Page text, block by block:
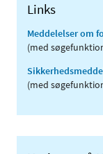
Links
Meddelelser om
(med
(med